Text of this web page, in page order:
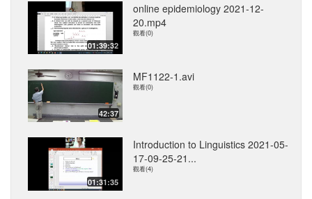
01:39:32
online epidemiology 2021-12-
20.mp4
觀看(0)
42:37
MF1122-1.avi
觀看(0)
01:31:35
Introduction to Linguistics 2021-05-
17-09-25-21...
觀看(4)